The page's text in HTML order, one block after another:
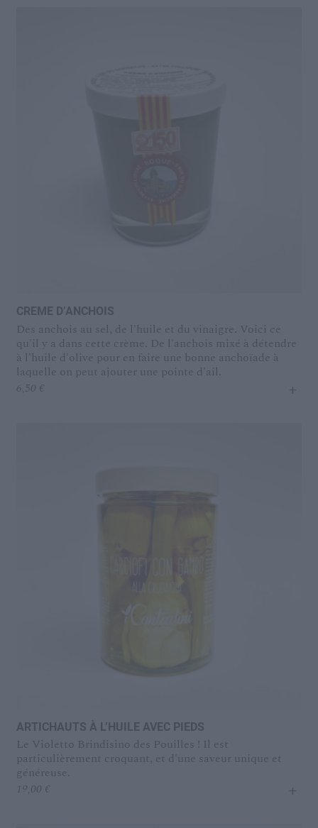
ambassadeurs dans le respect de l'environnement
CREME D’ANCHOIS
Des anchois au sel, de l'huile et du vinaigre. Voici ce
qu'il y a dans cette crème. De l'anchois mixé à détendre
à l'huile d'olive pour en faire une bonne anchoïade à
laquelle on peut ajouter une pointe d'ail.
6,50 € +
ARTICHAUTS À L’HUILE AVEC PIEDS
Le Violetto Brindisino des Pouilles ! Il est
particulièrement croquant, et d'une saveur unique et
généreuse.
19,00 € +